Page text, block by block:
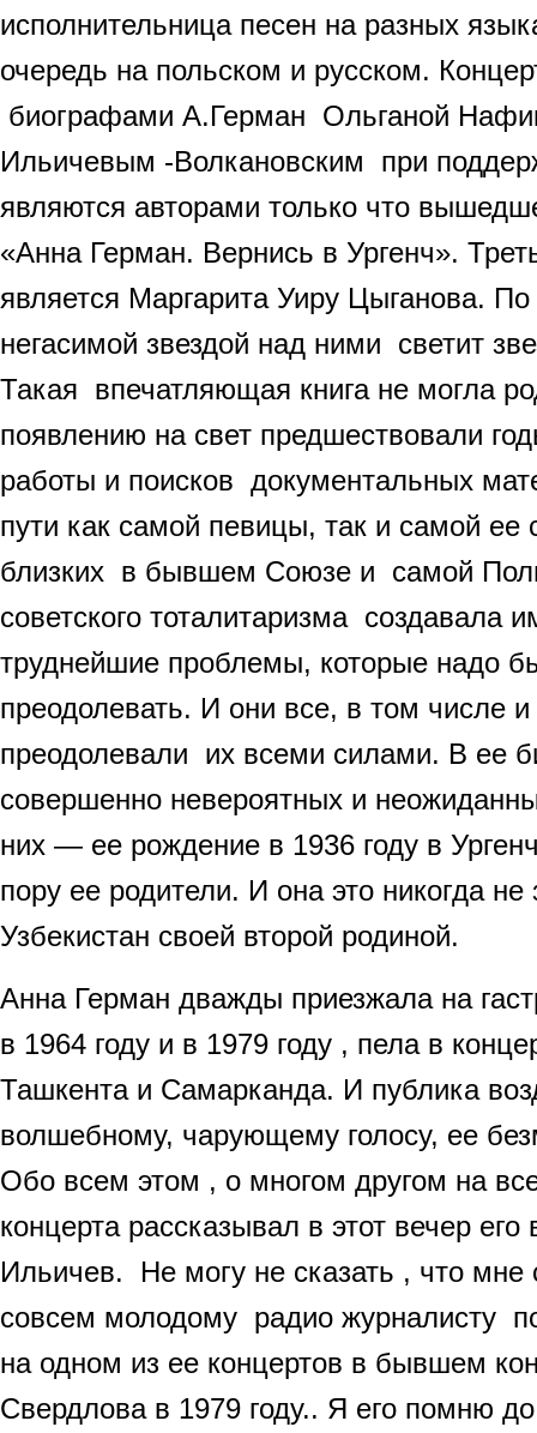
исполнительница песен на разных
очередь на польском и русском.
биографами А.Герман Ольганой
Ильичевым -Волкановским при
являются авторами только что
«Анна Герман. Вернись в Ургенч».
является Маргарита Уиру Цыганова.
негасимой звездой над ними светит
Такая впечатляющая книга не могла
появлению на свет предшествовали
работы и поисков документальных
пути как самой певицы, так и самой ее
близких в бывшем Союзе и самой
советского тоталитаризма создавала
труднейшие проблемы, которые надо
преодолевать. И они все, в том числе
преодолевали их всеми силами. В ее
совершенно невероятных и
них — ее рождение в 1936 году в
пору ее родители. И она это никогда
Узбекистан своей второй родиной.
Анна Герман дважды приезжала на
в 1964 году и в 1979 году , пела в
Ташкента и Самарканда. И публика
волшебному, чарующему голосу, ее
Обо всем этом , о многом другом на
концерта рассказывал в этот вечер
Ильичев. Не могу не сказать , что мне
совсем молодому радио журналисту
на одном из ее концертов в бывшем
Свердлова в 1979 году.. Я его помню